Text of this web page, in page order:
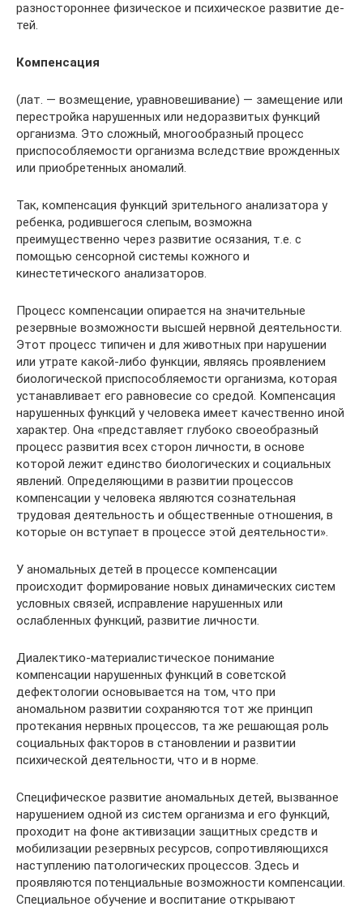
разностороннее физическое и психическое развитие де­
тей.
Компенсация
(лат. — возмещение, уравновешивание) — замещение или
перестройка нарушенных или недоразвитых функций
организма. Это сложный, многообразный процесс
приспособляемости организма вследствие врожденных
или приобретенных аномалий.
Так, компенсация функций зрительного анализатора у
ребенка, родившегося слепым, возможна
преимущественно через развитие осязания, т.е. с
помощью сенсорной системы кожного и
кинестетического анализаторов.
Процесс компенсации опирается на значительные
резервные возможности высшей нервной деятельности.
Этот процесс типичен и для животных при нарушении
или утрате какой-либо функции, являясь проявлением
биологической приспособляемости организма, которая
устанавливает его равновесие со средой. Компенсация
нарушенных функций у человека имеет качественно иной
характер. Она «представляет глубоко своеобразный
процесс развития всех сторон личности, в основе
которой лежит единство биологических и социальных
явлений. Определяющими в развитии процессов
компенсации у человека являются сознательная
трудовая деятельность и общественные отношения, в
которые он вступает в процессе этой деятельности».
У аномальных детей в процессе компенсации
происходит формирование новых динамических систем
условных связей, исправление нарушенных или
ослабленных функций, развитие личности.
Диалектико-материалистическое понимание
компенсации нарушенных функций в советской
дефектологии основывается на том, что при
аномальном развитии сохраняются тот же принцип
протекания нервных процессов, та же решающая роль
социальных факторов в становлении и развитии
психической деятельности, что и в норме.
Специфическое развитие аномальных детей, вызванное
нарушением одной из систем организма и его функций,
проходит на фоне активизации защитных средств и
мобилизации резервных ресурсов, сопротивляющихся
наступлению патологических процессов. Здесь и
проявляются потенциальные возможности компенсации.
Специальное обучение и воспитание открывают